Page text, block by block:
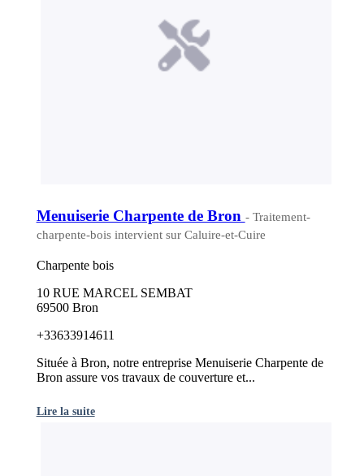
Menuiserie Charpente de Bron - Traitement-
charpente-bois intervient sur Caluire-et-Cuire
Charpente bois
10 RUE MARCEL SEMBAT
69500 Bron
+33633914611
Située à Bron, notre entreprise Menuiserie Charpente de
Bron assure vos travaux de couverture et...
Lire la suite